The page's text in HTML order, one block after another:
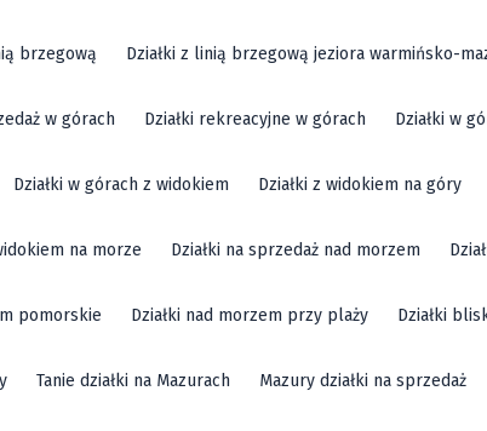
brzegową Działki z linią brzegową jeziora warmińsko-
w górach Działki rekreacyjne w górach Działki w
Działki w górach z widokiem Działki z widokiem na góry
na morze Działki na sprzedaż nad morzem
pomorskie Działki nad morzem przy plaży Działki
Tanie działki na Mazurach Mazury działki na sprzedaż